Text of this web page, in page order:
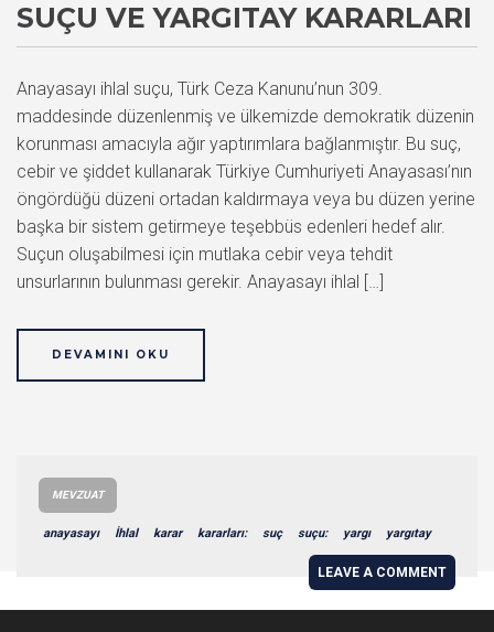
SUÇU VE YARGITAY KARARLARI
Anayasayı ihlal suçu, Türk Ceza Kanunu’nun 309.
maddesinde düzenlenmiş ve ülkemizde demokratik düzenin
korunması amacıyla ağır yaptırımlara bağlanmıştır. Bu suç,
cebir ve şiddet kullanarak Türkiye Cumhuriyeti Anayasası’nın
öngördüğü düzeni ortadan kaldırmaya veya bu düzen yerine
başka bir sistem getirmeye teşebbüs edenleri hedef alır.
Suçun oluşabilmesi için mutlaka cebir veya tehdit
unsurlarının bulunması gerekir. Anayasayı ihlal […]
DEVAMINI OKU
MEVZUAT
anayasayı İhlal karar kararları: suç suçu: yargı yargıtay
LEAVE A COMMENT